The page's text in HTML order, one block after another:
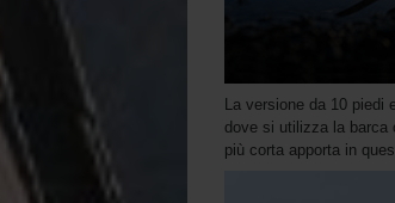
La versione da 10 piedi
dove si utilizza la barca
più corta apporta in